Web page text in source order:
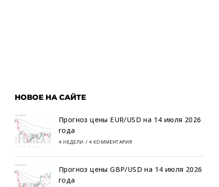
НОВОЕ НА САЙТЕ
Прогноз цены EUR/USD на 14 июля 2026
года
4 НЕДЕЛИ / 4 КОММЕНТАРИЯ
Прогноз цены GBP/USD на 14 июля 2026
года